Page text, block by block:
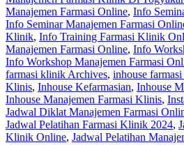
Manajemen Farmasi Online, Info
Info Seminar Manajemen Farmasi
Klinik, Info Training Farmasi Klinik
Manajemen Farmasi Online, Info
Info Workshop Manajemen Farmasi
farmasi klinik Archives, inhouse
Klinis, Inhouse Kefarmasian, Inhouse
Inhouse Manajemen Farmasi Klinis,
Jadwal Diklat Manajemen Farmasi
Jadwal Pelatihan Farmasi Klinik 2024,
Klinik Online, Jadwal Pelatihan